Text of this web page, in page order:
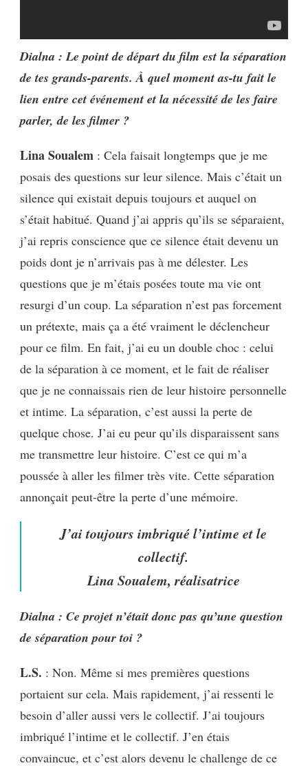
Dialna : Le point de départ du film est la séparation
de tes grands-parents. À quel moment as-tu fait le
lien entre cet événement et la nécessité de les faire
parler, de les filmer ?
Lina Soualem : Cela faisait longtemps que je me
posais des questions sur leur silence. Mais c’était un
silence qui existait depuis toujours et auquel on
s’était habitué. Quand j’ai appris qu’ils se séparaient,
j’ai repris conscience que ce silence était devenu un
poids dont je n’arrivais pas à me délester. Les
questions que je m’étais posées toute ma vie ont
resurgi d’un coup. La séparation n’est pas forcement
un prétexte, mais ça a été vraiment le déclencheur
pour ce film. En fait, j’ai eu un double choc : celui
de la séparation à ce moment, et le fait de réaliser
que je ne connaissais rien de leur histoire personnelle
et intime. La séparation, c’est aussi la perte de
quelque chose. J’ai eu peur qu’ils disparaissent sans
me transmettre leur histoire. C’est ce qui m’a
poussée à aller les filmer très vite. Cette séparation
annonçait peut-être la perte d’une mémoire.
J’ai toujours imbriqué l’intime et le
collectif.
Lina Soualem, réalisatrice
Dialna : Ce projet n’était donc pas qu’une question
de séparation pour toi ?
L.S. : Non. Même si mes premières questions
portaient sur cela. Mais rapidement, j’ai ressenti le
besoin d’aller aussi vers le collectif. J’ai toujours
imbriqué l’intime et le collectif. J’en étais
convaincue, et c’est alors devenu le challenge de ce